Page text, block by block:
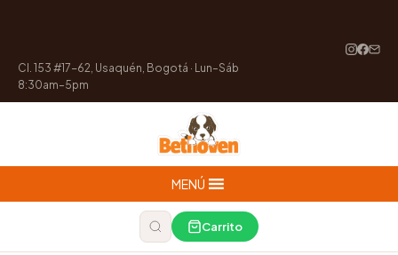
Cl. 153 #17-62, Usaquén, Bogotá · Lun–Sáb
8:30am–5pm
MENÚ
Carrito